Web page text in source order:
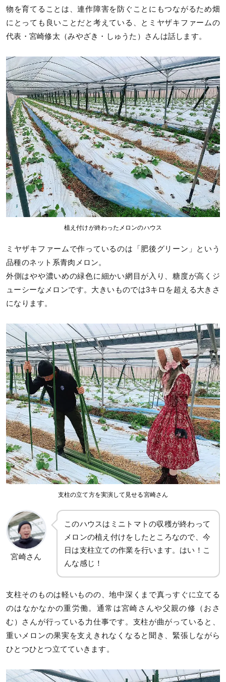
物を育てることは、連作障害を防ぐことにもつながるため畑
にとっても良いことだと考えている、とミヤザキファームの
代表・宮崎修太（みやざき・しゅうた）さんは話します。
植え付けが終わったメロンのハウス
ミヤザキファームで作っているのは「肥後グリーン」という
品種のネット系青肉メロン。
外側はやや濃いめの緑色に細かい網目が入り、糖度が高くジ
ューシーなメロンです。大きいものでは3キロを超える大きさ
になります。
支柱の立て方を実演して見せる宮崎さん
宮崎さん
このハウスはミニトマトの収穫が終わって
メロンの植え付けをしたところなので、今
日は支柱立ての作業を行います。はい！こ
んな感じ！
支柱そのものは軽いものの、地中深くまで真っすぐに立てる
のはなかなかの重労働。通常は宮崎さんや父親の修（おさ
む）さんが行っている力仕事です。支柱が曲がっていると、
重いメロンの果実を支えきれなくなると聞き、緊張しながら
ひとつひとつ立てていきます。